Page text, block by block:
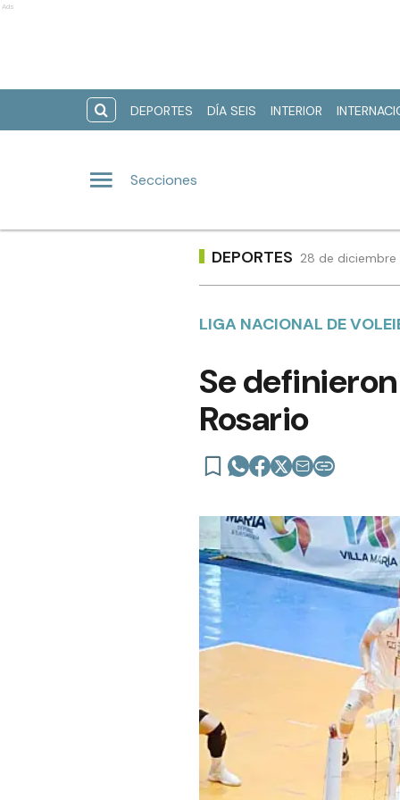
Ads
DEPORTES DÍA SEIS INTERIOR
Secciones
DEPORTES 28 de
LIGA NACIONAL DE
Se
Rosario